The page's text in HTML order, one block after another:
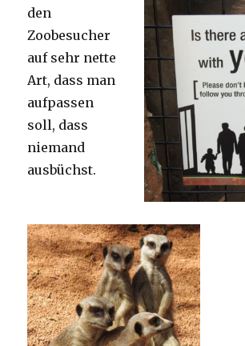
den
Zoobesucher
auf sehr nette
Art, dass man
aufpassen
soll, dass
niemand
ausbüchst.